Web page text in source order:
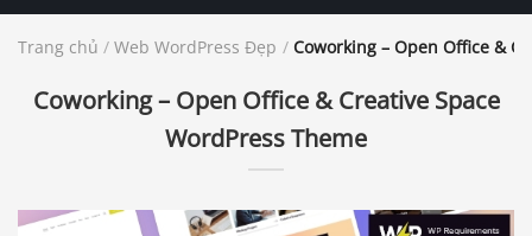
Trang chủ / Web WordPress Đẹp / Coworking – Open Office &
Coworking – Open Office & Creative Space
WordPress Theme